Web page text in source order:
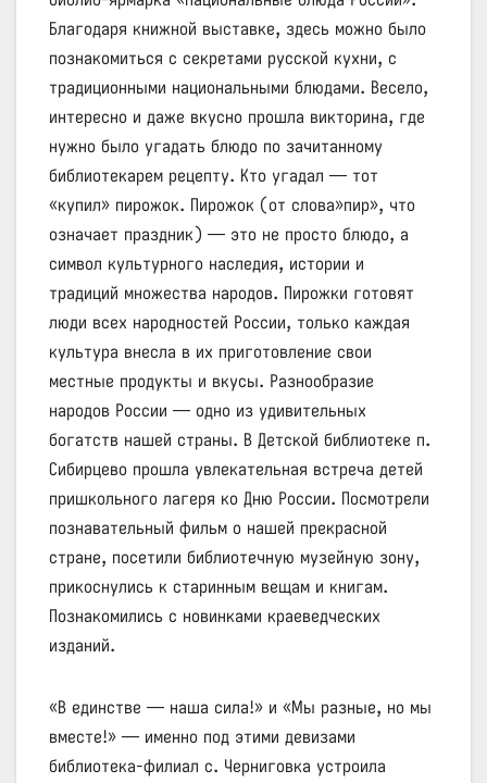
Благодаря книжной выставке, здесь можно было
познакомиться с секретами русской кухни, с
традиционными национальными блюдами. Весело,
интересно и даже вкусно прошла викторина, где
нужно было угадать блюдо по зачитанному
библиотекарем рецепту. Кто угадал — тот
«купил» пирожок. Пирожок (от слова»пир», что
означает праздник) — это не просто блюдо, а
символ культурного наследия, истории и
традиций множества народов. Пирожки готовят
люди всех народностей России, только каждая
культура внесла в их приготовление свои
местные продукты и вкусы. Разнообразие
народов России — одно из удивительных
богатств нашей страны. В Детской библиотеке п.
Сибирцево прошла увлекательная встреча детей
пришкольного лагеря ко Дню России. Посмотрели
познавательный фильм о нашей прекрасной
стране, посетили библиотечную музейную зону,
прикоснулись к старинным вещам и книгам.
Познакомились с новинками краеведческих
изданий.
«В единстве — наша сила!» и «Мы разные, но мы
вместе!» — именно под этими девизами
библиотека‑филиал с. Черниговка устроила